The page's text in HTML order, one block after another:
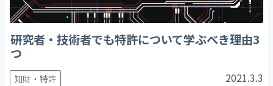
研究者・技術者でも特許について学ぶべき理由3
つ
知財・特許 2021.3.3